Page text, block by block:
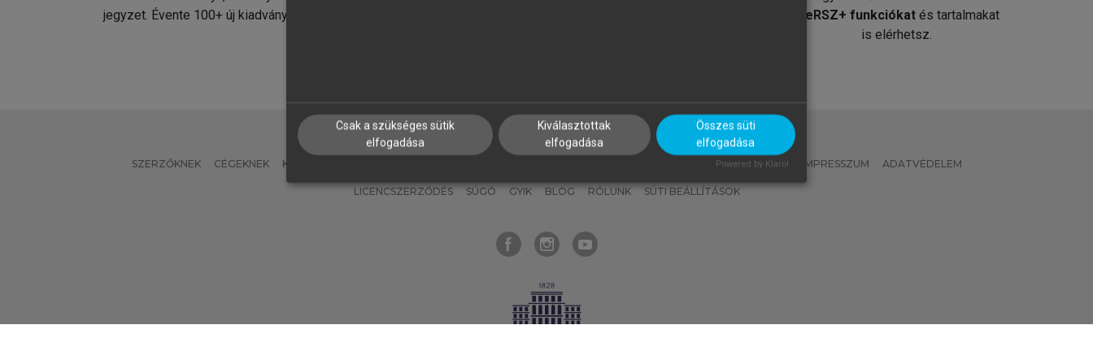
jegyzet. Évente 100+ új kiadvány.
MeRSZ+ funkciókat és tartalmakat
is elérhetsz.
SZERZŐKNEK CÉGEKNEK KÖNYVTÁROSOKNAK MI – ÁLTALÁNOS IRÁNYELVEK IMPRESSZUM ADATVÉDELEM
LICENCSZERZŐDÉS SÚGÓ GYIK BLOG RÓLUNK SÜTI BEÁLLÍTÁSOK
Csak a szükséges sütik
elfogadása
Kiválasztottak
elfogadása
Összes süti
elfogadása
Powered by Klaro!